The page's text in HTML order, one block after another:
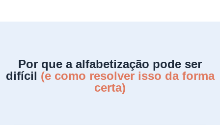
Por que a alfabetização pode ser
difícil (e como resolver isso da forma
certa)